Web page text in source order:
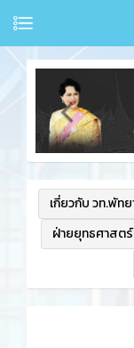
เกี่ยวกับ วท.พัทย
ฝ่ายยุทธศาสต